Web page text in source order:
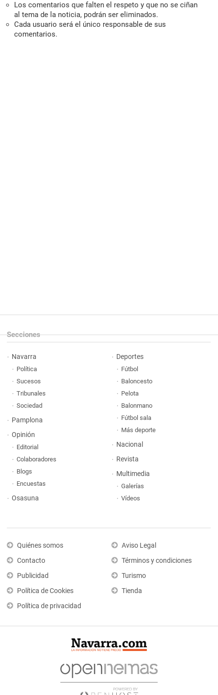
Los comentarios que falten el respeto y que no se ciñan
al tema de la noticia, podrán ser eliminados.
Cada usuario será el único responsable de sus
comentarios.
Secciones
Navarra
Política
Sucesos
Tribunales
Sociedad
Pamplona
Opinión
Editorial
Colaboradores
Blogs
Encuestas
Osasuna
Deportes
Fútbol
Baloncesto
Pelota
Balonmano
Fútbol sala
Más deporte
Nacional
Revista
Multimedia
Galerías
Vídeos
Quiénes somos
Contacto
Publicidad
Política de Cookies
Política de privacidad
Aviso Legal
Términos y condiciones
Turismo
Tienda